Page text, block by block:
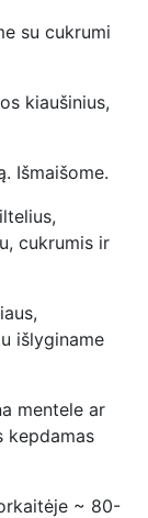
su cukrumi
kiaušinius,
Išmaišome.
cukrumis ir
išlyginame
mentele ar
kepdamas
~ 80-